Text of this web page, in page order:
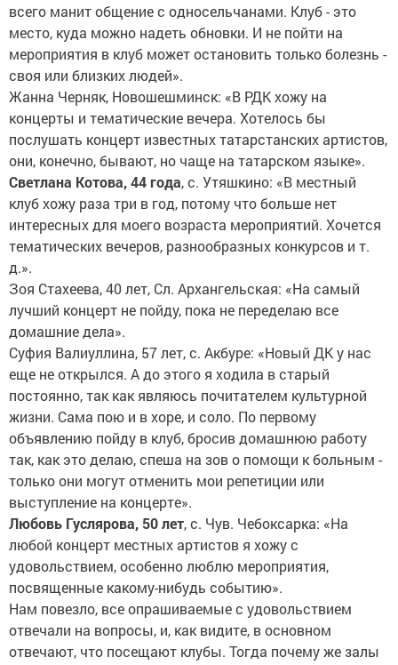
всего манит общение с односельчанами. Клуб - это
место, куда можно надеть обновки. И не пойти на
мероприятия в клуб может остановить только болезнь -
своя или близких людей».
Жанна Черняк, Новошешминск: «В РДК хожу на
концерты и тематические вечера. Хотелось бы
послушать концерт известных татарстанских артистов,
они, конечно, бывают, но чаще на татарском языке».
Светлана Котова, 44 года, с. Утяшкино: «В местный
клуб хожу раза три в год, потому что больше нет
интересных для моего возраста мероприятий. Хочется
тематических вечеров, разнообразных конкурсов и т.
д.».
Зоя Стахеева, 40 лет, Сл. Архангельская: «На самый
лучший концерт не пойду, пока не переделаю все
домашние дела».
Суфия Валиуллина, 57 лет, с. Акбуре: «Новый ДК у нас
еще не открылся. А до этого я ходила в старый
постоянно, так как являюсь почитателем культурной
жизни. Сама пою и в хоре, и соло. По первому
объявлению пойду в клуб, бросив домашнюю работу
так, как это делаю, спеша на зов о помощи к больным -
только они могут отменить мои репетиции или
выступление на концерте».
Любовь Гуслярова, 50 лет, с. Чув. Чебоксарка: «На
любой концерт местных артистов я хожу с
удовольствием, особенно люблю мероприятия,
посвященные какому-нибудь событию».
Нам повезло, все опрашиваемые с удовольствием
отвечали на вопросы, и, как видите, в основном
отвечают, что посещают клубы. Тогда почему же залы